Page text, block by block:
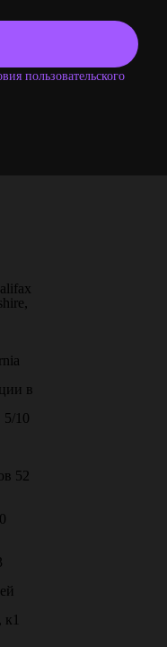
пользовательского
в
5/10
52
к1